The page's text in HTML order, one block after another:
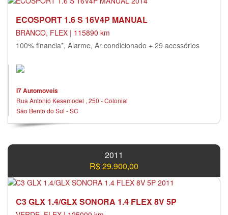
ECOSPORT 1.6 S 16V4P MANUAL
BRANCO, FLEX | 115890 km
100% financia*, Alarme, Ar condicionado + 29 acessórios
I7 Automoveis
Rua Antonio Kesemodel , 250 - Colonial
São Bento do Sul - SC
2011
R$ 29.900,00
C3 GLX 1.4/GLX SONORA 1.4 FLEX 8V 5P